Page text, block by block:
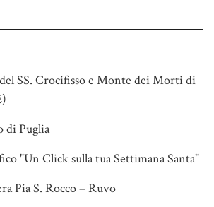
SS. Crocifisso e Monte dei Morti di
di Puglia
"Un Click sulla tua Settimana Santa"
Pia S. Rocco – Ruvo